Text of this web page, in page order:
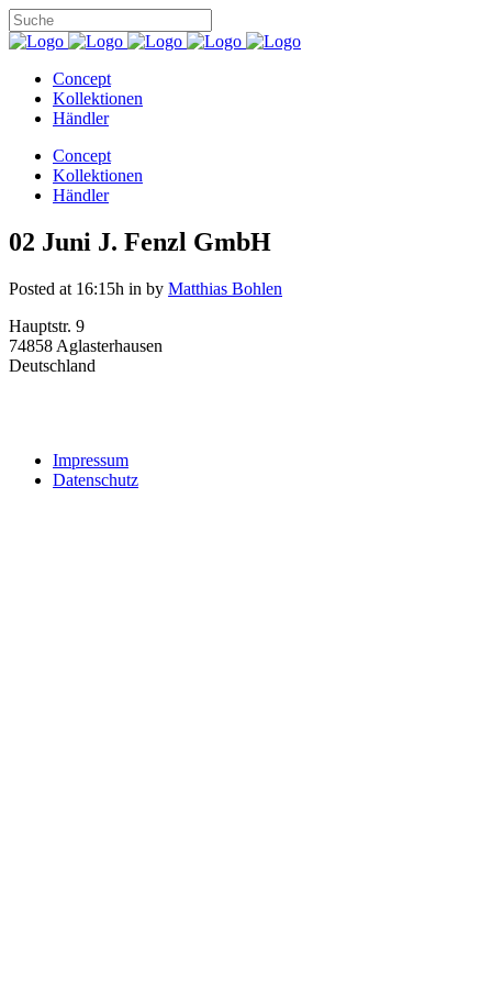
Concept
Kollektionen
Händler
Concept
Kollektionen
Händler
02 Juni J. Fenzl GmbH
Posted at 16:15h in by Matthias Bohlen
Hauptstr. 9
74858 Aglasterhausen
Deutschland
Impressum
Datenschutz